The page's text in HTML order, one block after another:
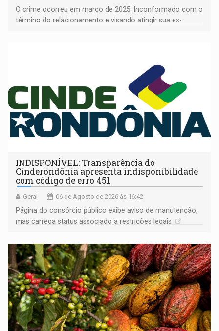
O crime ocorreu em março de 2025. Inconformado com o
término do relacionamento e visando atingir sua ex-
INDISPONÍVEL: Transparência do
Cinderondônia apresenta indisponibilidade
com código de erro 451
Geral 06 de Agosto de 2026 às 16:42
Página do consórcio público exibe aviso de manutenção,
mas carrega status associado a restrições legais